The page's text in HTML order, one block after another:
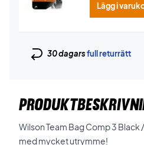
Lägg i
30 dagarsfull returrätt
Wilson Team Bag Comp 3 Black
med mycket utrymme!